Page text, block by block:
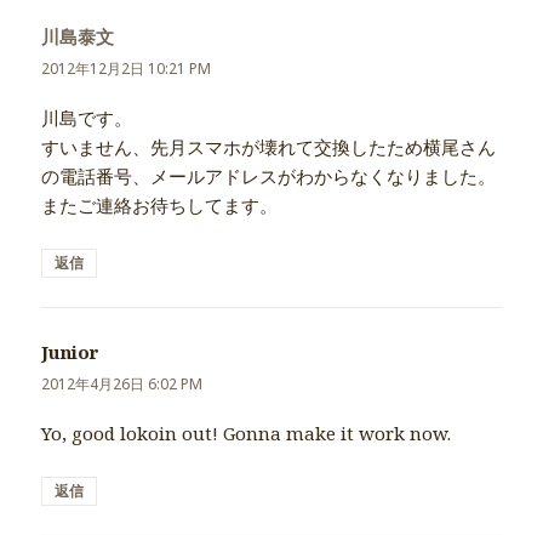
川島泰文
り:
2012年12月2日 10:21 PM
川島です。
すいません、先月スマホが壊れて交換したため横尾さん
の電話番号、メールアドレスがわからなくなりました。
またご連絡お待ちしてます。
返信
Junior
り:
2012年4月26日 6:02 PM
Yo, good lokoin out! Gonna make it work now.
返信